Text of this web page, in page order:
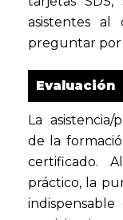
asistentes al
preguntar por
Evaluación
La asistencia/
de la
certificado.
práctico, la